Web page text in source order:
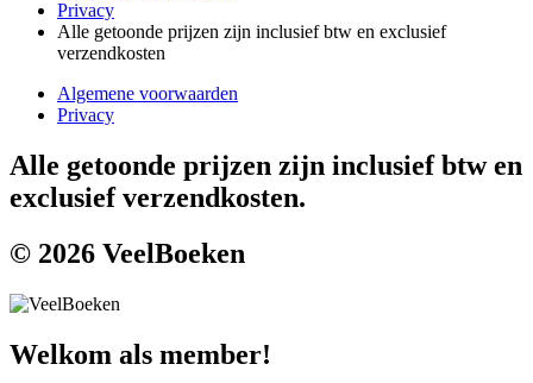
Privacy
Alle getoonde prijzen zijn inclusief btw en exclusief
verzendkosten
Algemene voorwaarden
Privacy
Alle getoonde prijzen zijn inclusief btw en
exclusief verzendkosten.
© 2026 VeelBoeken
Welkom als member!